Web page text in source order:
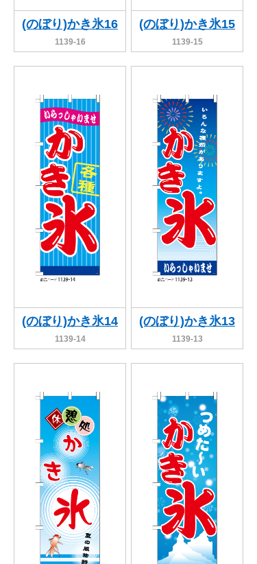
(のぼり)かき氷16
1139-16
(のぼり)かき氷15
1139-15
(のぼり)かき氷14
1139-14
(のぼり)かき氷13
1139-13